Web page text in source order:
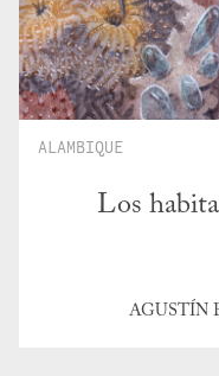
ALAMBIQUE
Los
AGUSTÍN